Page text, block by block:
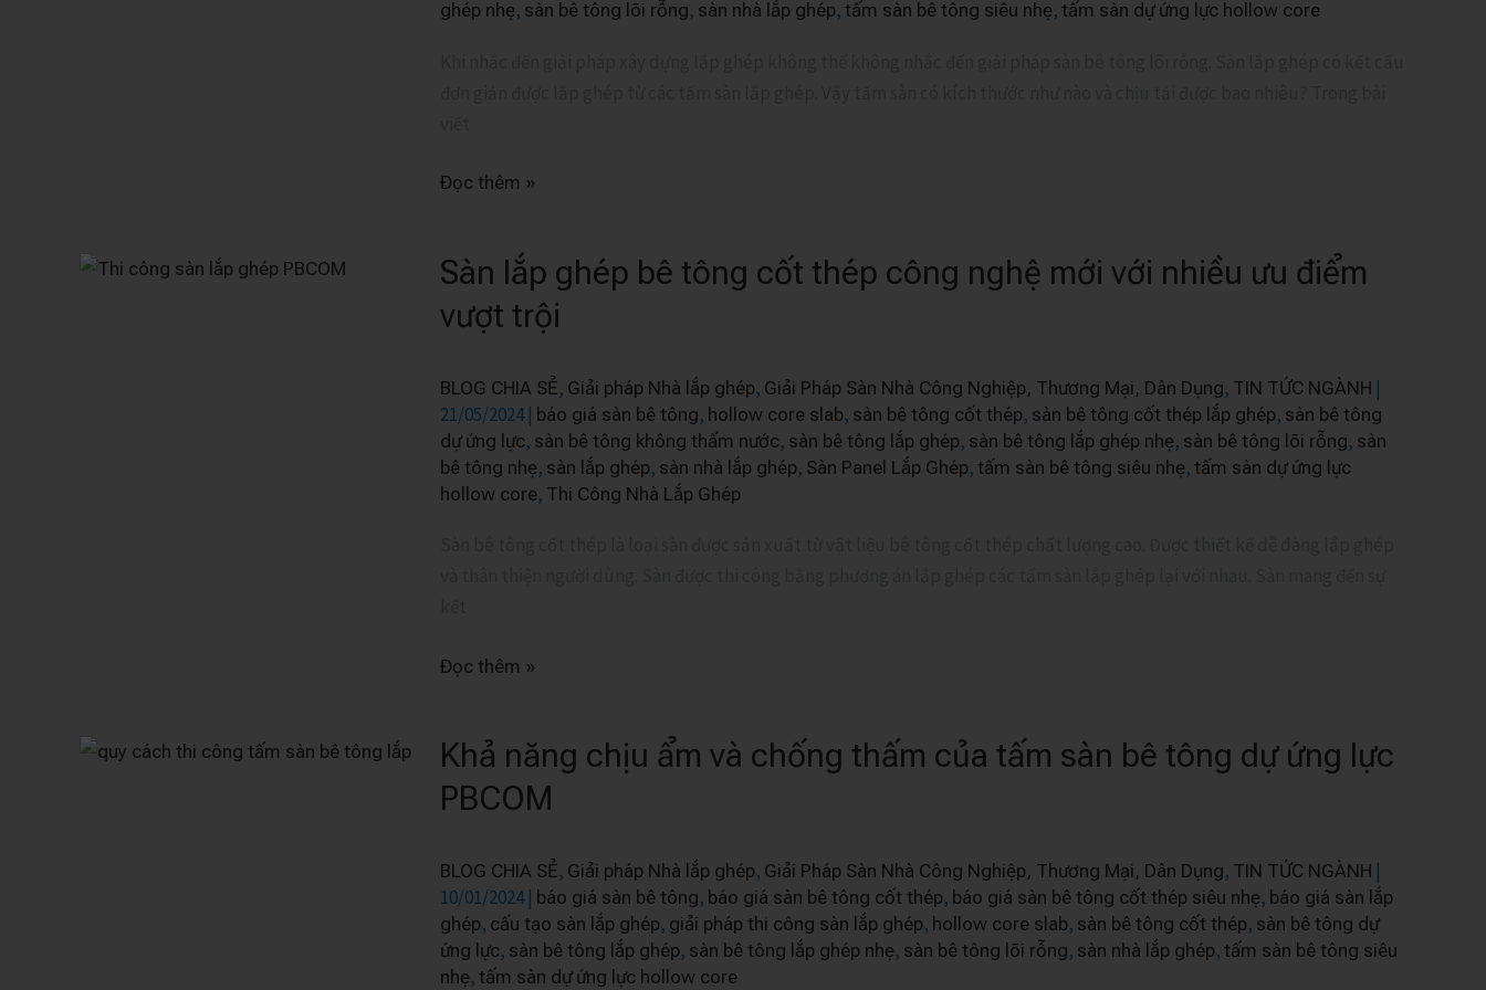
ghép nhẹ, sàn bê tông lõi rỗng, sàn nhà lắp ghép, tấm sàn bê tông siêu nhẹ, tấm sàn dự ứng lực hollow core
?
Đọc thêm »
Sàn lắp ghép bê tông cốt thép công nghệ mới với nhiều ưu điểm
vượt trội
BLOG CHIA SẺ, Giải pháp Nhà lắp ghép, Giải Pháp Sàn Nhà Công Nghiệp, Thương Mại, Dân Dụng, TIN TỨC NGÀNH |
21/05/2024| báo giá sàn bê tông, hollow core slab, sàn bê tông cốt thép, sàn bê tông cốt thép lắp ghép, sàn bê tông
dự ứng lực, sàn bê tông không thấm nước, sàn bê tông lắp ghép, sàn bê tông lắp ghép nhẹ, sàn bê tông lõi rỗng, sàn
bê tông nhẹ, sàn lắp ghép, sàn nhà lắp ghép, Sàn Panel Lắp Ghép, tấm sàn bê tông siêu nhẹ, tấm sàn dự ứng lực
hollow core, Thi Công Nhà Lắp Ghép
Sàn
ghép
tông
cốt
thép
công
điểm
Đọc thêm »
Khả năng chịu ẩm và chống thấm của tấm sàn bê tông dự ứng lực
PBCOM
BLOG CHIA SẺ, Giải pháp Nhà lắp ghép, Giải Pháp Sàn Nhà Công Nghiệp, Thương Mại, Dân Dụng, TIN TỨC NGÀNH |
10/01/2024| báo giá sàn bê tông, báo giá sàn bê tông cốt thép, báo giá sàn bê tông cốt thép siêu nhẹ, báo giá sàn lắp
ghép, cấu tạo sàn lắp ghép, giải pháp thi công sàn lắp ghép, hollow core slab, sàn bê tông cốt thép, sàn bê tông dự
ứng lực, sàn bê tông lắp ghép, sàn bê tông lắp ghép nhẹ, sàn bê tông lõi rỗng, sàn nhà lắp ghép, tấm sàn bê tông siêu
nhẹ, tấm sàn dự ứng lực hollow core
Khả
chịu
và
chống
thấm
của